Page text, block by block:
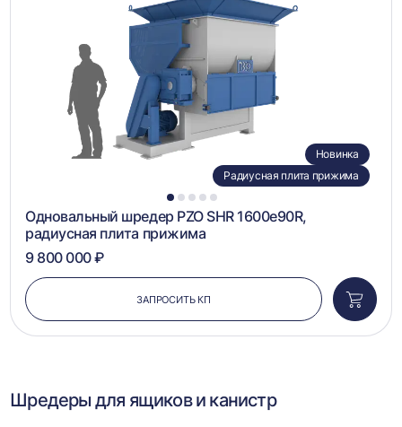
1 2 3 4 5
Новинка
Радиусная плита прижима
Одновальный шредер PZO SHR 1600e90R,
радиусная плита прижима
9 800 000 ₽
ЗАПРОСИТЬ КП
в
Шредеры для ящиков и канистр